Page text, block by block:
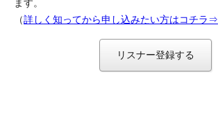
ます。
（詳しく知ってから申し込みたい方はコチラ⇒
リスナー登録する